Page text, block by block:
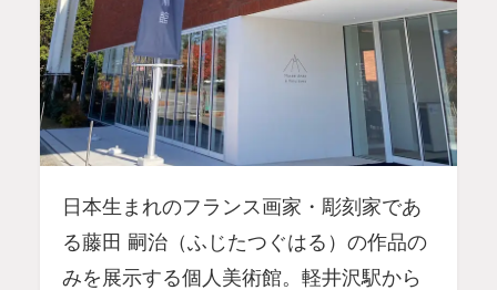
日本生まれのフランス画家・彫刻家であ
る藤田 嗣治（ふじたつぐはる）の作品の
みを展示する個人美術館。軽井沢駅から